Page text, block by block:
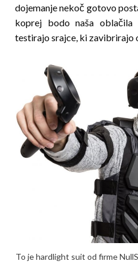
dojemanje nekoč gotovo
koprej bodo naša
testirajo srajce, ki zavibrirajo
To je hardlight suit od firme